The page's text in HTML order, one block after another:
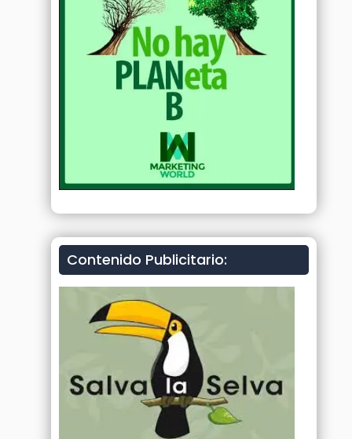
Contenido Publicitario: